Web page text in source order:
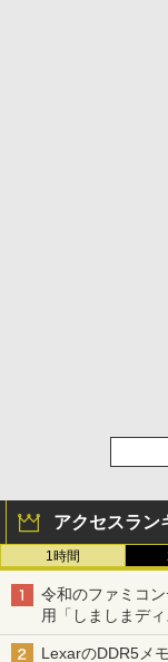
アクセスラン
1時間
令和のファミコ
用「しましまディ
LexarのDDR5メ